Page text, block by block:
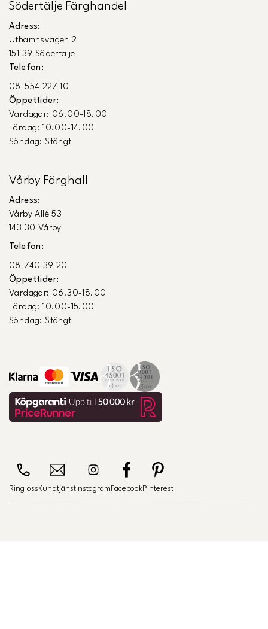
Södertälje Färghandel
Adress:
Uthamnsvägen 2
151 39 Södertälje
Telefon:
08-554 227 10
Öppettider:
Vardagar: 06.00-18.00
Lördag: 10.00-14.00
Söndag: Stängt
Vårby Färghall
Adress:
Vårby Allé 53
143 30 Vårby
Telefon:
08-740 39 20
Öppettider:
Vardagar: 06.30-18.00
Lördag: 10.00-15.00
Söndag: Stängt
Ring oss Kundtjänst Instagram FacebookPinterest